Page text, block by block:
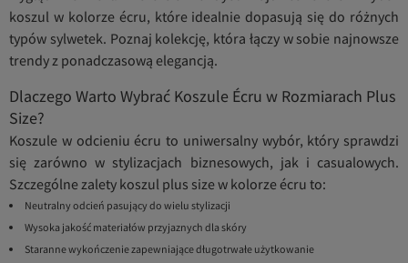
koszul w kolorze écru, które idealnie dopasują się do różnych
typów sylwetek. Poznaj kolekcję, która łączy w sobie najnowsze
trendy z ponadczasową elegancją.
Dlaczego Warto Wybrać Koszule Écru w Rozmiarach Plus
Size?
Koszule w odcieniu écru to uniwersalny wybór, który sprawdzi
się zarówno w stylizacjach biznesowych, jak i casualowych.
Szczególne zalety koszul plus size w kolorze écru to:
Neutralny odcień pasujący do wielu stylizacji
Wysoka jakość materiałów przyjaznych dla skóry
Staranne wykończenie zapewniające długotrwałe użytkowanie